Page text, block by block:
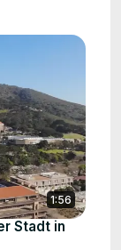
1:56
Stadt in